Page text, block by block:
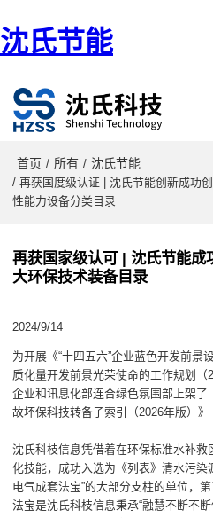
沈氏节能
首页 / 所有 / 沈氏节能
/ 再获国度级认证 | 沈氏节能创新成功
性能力设备分类目录
再获国家级认可 | 沈氏节能成
大环保技术装备目录
2024/9/14
为开展《“十四五六”企业蓝色开发前景
质化量开发前景光荣使命的工作规划（
企业和讯息化部连合绿色氛围部上架
故坏保科技转备子索引（2026年版）》
沈氏科枝信息凭借着在环保标准水补
化技能，成功入选为《列表》清水污染
电气成套法宝”的大部分支柱的单位，
法宝是沈氏科枝信息秉承“融慧不断不